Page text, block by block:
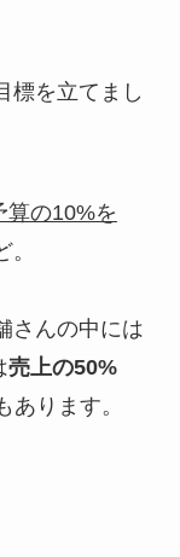
標を立てまし
算の10%を
。
さんの中には
売上の50%
あります。